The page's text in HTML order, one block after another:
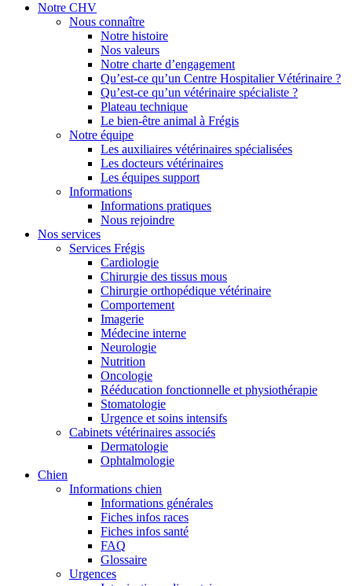
Notre CHV
Nous connaître
Notre histoire
Nos valeurs
Notre charte d’engagement
Qu’est-ce qu’un Centre Hospitalier Vétérinaire ?
Qu’est-ce qu’un vétérinaire spécialiste ?
Plateau technique
Le bien-être animal à Frégis
Notre équipe
Les auxiliaires vétérinaires spécialisées
Les docteurs vétérinaires
Les équipes support
Informations
Informations pratiques
Nous rejoindre
Nos services
Services Frégis
Cardiologie
Chirurgie des tissus mous
Chirurgie orthopédique vétérinaire
Comportement
Imagerie
Médecine interne
Neurologie
Nutrition
Oncologie
Rééducation fonctionnelle et physiothérapie
Stomatologie
Urgence et soins intensifs
Cabinets vétérinaires associés
Dermatologie
Ophtalmologie
Chien
Informations chien
Informations générales
Fiches infos races
Fiches infos santé
FAQ
Glossaire
Urgences